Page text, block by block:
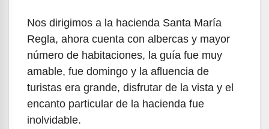
Nos dirigimos a la hacienda Santa María
Regla, ahora cuenta con albercas y mayor
número de habitaciones, la guía fue muy
amable, fue domingo y la afluencia de
turistas era grande, disfrutar de la vista y el
encanto particular de la hacienda fue
inolvidable.